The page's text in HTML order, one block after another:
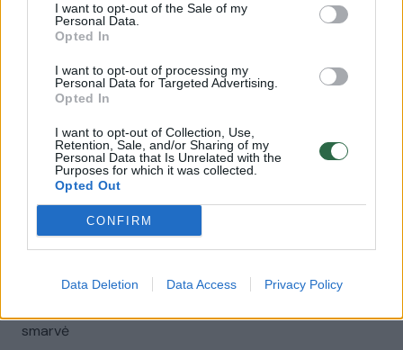
I want to opt-out of the Sale of my
Personal Data.
Opted In
I want to opt-out of processing my
Personal Data for Targeted Advertising.
Opted In
I want to opt-out of Collection, Use,
Retention, Sale, and/or Sharing of my
Personal Data that Is Unrelated with the
Purposes for which it was collected.
Opted Out
CONFIRM
Data Deletion Data Access Privacy Policy
Smarvės bijantys Žiežmarių gyventojai bėgo mėšlo keliu
Žinios | Lietuvos diena
Meno akibrokštai: Italijoje atidarytas mėšlo muziejus
Žinios | Pasaulis
Italijoje atidarytas muziejus kuriame eksponuojamas
Žinios | Pasaulis
smarvė